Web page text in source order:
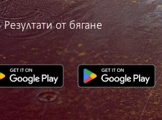
Резултати от бягане